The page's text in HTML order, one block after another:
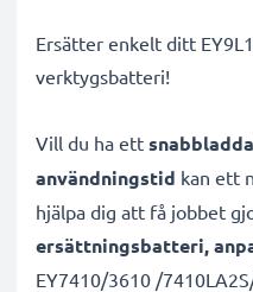
Ersätter enkelt ditt
verktygsbatteri!
Vill du ha ett
användningstid kan ett
hjälpa dig att få jobbet
ersättningsbatteri,
EY7410/3610 /